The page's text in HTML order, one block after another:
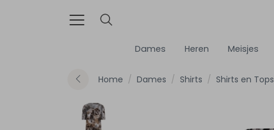
Dames Heren Meisjes
Home Dames Shirts Shirts en Tops